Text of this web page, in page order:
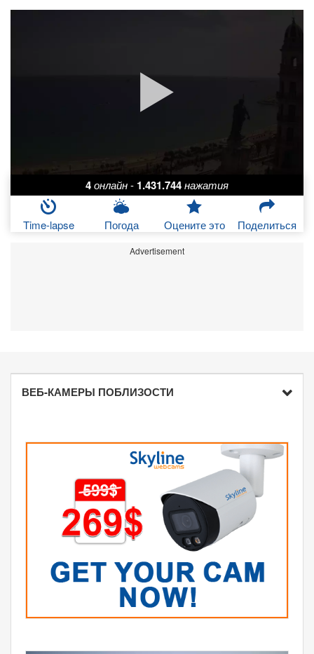
4онлайн- 1.431.744нажатия
Time-lapse Погода Оцените это Поделиться
Advertisement
ВЕБ-КАМЕРЫ ПОБЛИЗОСТИ